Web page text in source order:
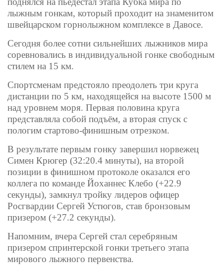
лыжным гонкам, который проходит на знаменитом
швейцарском горнолыжном комплексе в Давосе.
Сегодня более сотни сильнейших лыжников мира
соревновались в индивидуальной гонке свободным
стилем на 15 км.
Спортсменам предстояло преодолеть три круга
дистанции по 5 км, находящейся на высоте 1500 м
над уровнем моря. Первая половина круга
представляла собой подъём, а вторая спуск с
пологим стартово-финишным отрезком.
В результате первым гонку завершил норвежец
Симен Крюгер (32:20.4 минуты), на второй
позиции в финишном протоколе оказался его
коллега по команде Йоханнес Клебо (+22.9
секунды), замкнул тройку лидеров офицер
Росгвардии Сергей Устюгов, став бронзовым
призером (+27.2 секунды).
Напомним, вчера Сергей стал серебряным
призером спринтерской гонки третьего этапа
мирового лыжного первенства.